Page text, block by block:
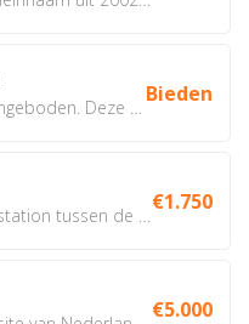
Bieden
€1.750
€5.000